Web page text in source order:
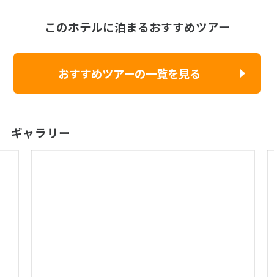
このホテルに泊まるおすすめツアー
おすすめツアーの一覧を見る
ギャラリー